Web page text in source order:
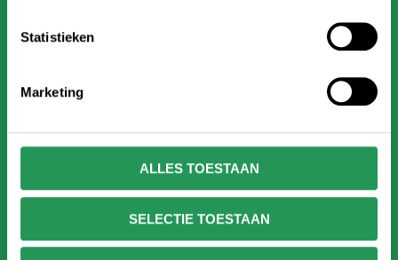
Statistieken
Marketing
ALLES TOESTAAN
SELECTIE TOESTAAN
grenzen verlegd. Een uitje waar nog lang over